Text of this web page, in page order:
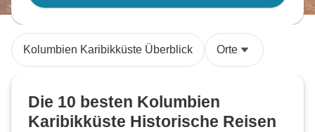
Kolumbien Karibikküste Überblick Orte
Die 10 besten Kolumbien
Karibikküste Historische Reisen